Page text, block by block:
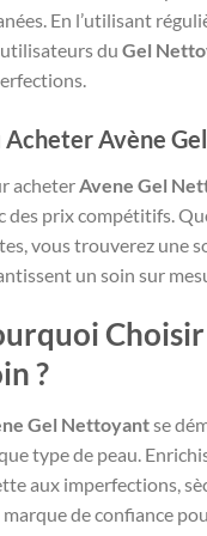
En l’utilisant
du Gel
Acheter Avène
acheterAvene Gel
des prix compétitifs.
vous trouverez une
un soin sur
?
Gel Nettoyantse
type de peau.
aux imperfections,
marque de confiance